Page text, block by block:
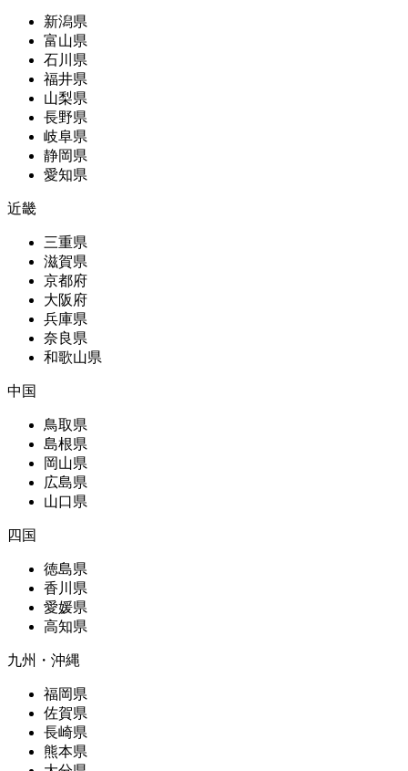
新潟県
富山県
石川県
福井県
山梨県
長野県
岐阜県
静岡県
愛知県
近畿
三重県
滋賀県
京都府
大阪府
兵庫県
奈良県
和歌山県
中国
鳥取県
島根県
岡山県
広島県
山口県
四国
徳島県
香川県
愛媛県
高知県
九州・沖縄
福岡県
佐賀県
長崎県
熊本県